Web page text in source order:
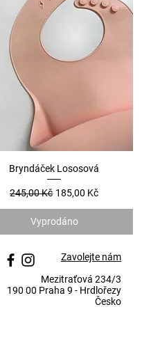
Rychlý náhled
Bryndáček Lososová
Běžná cena
245,00 Kč Zvýhodněná cena
185,00 Kč
Vyprodáno
Zavolejte nám
Mezitraťová 234/3
190 00 Praha 9 - Hrdlořezy
Česko